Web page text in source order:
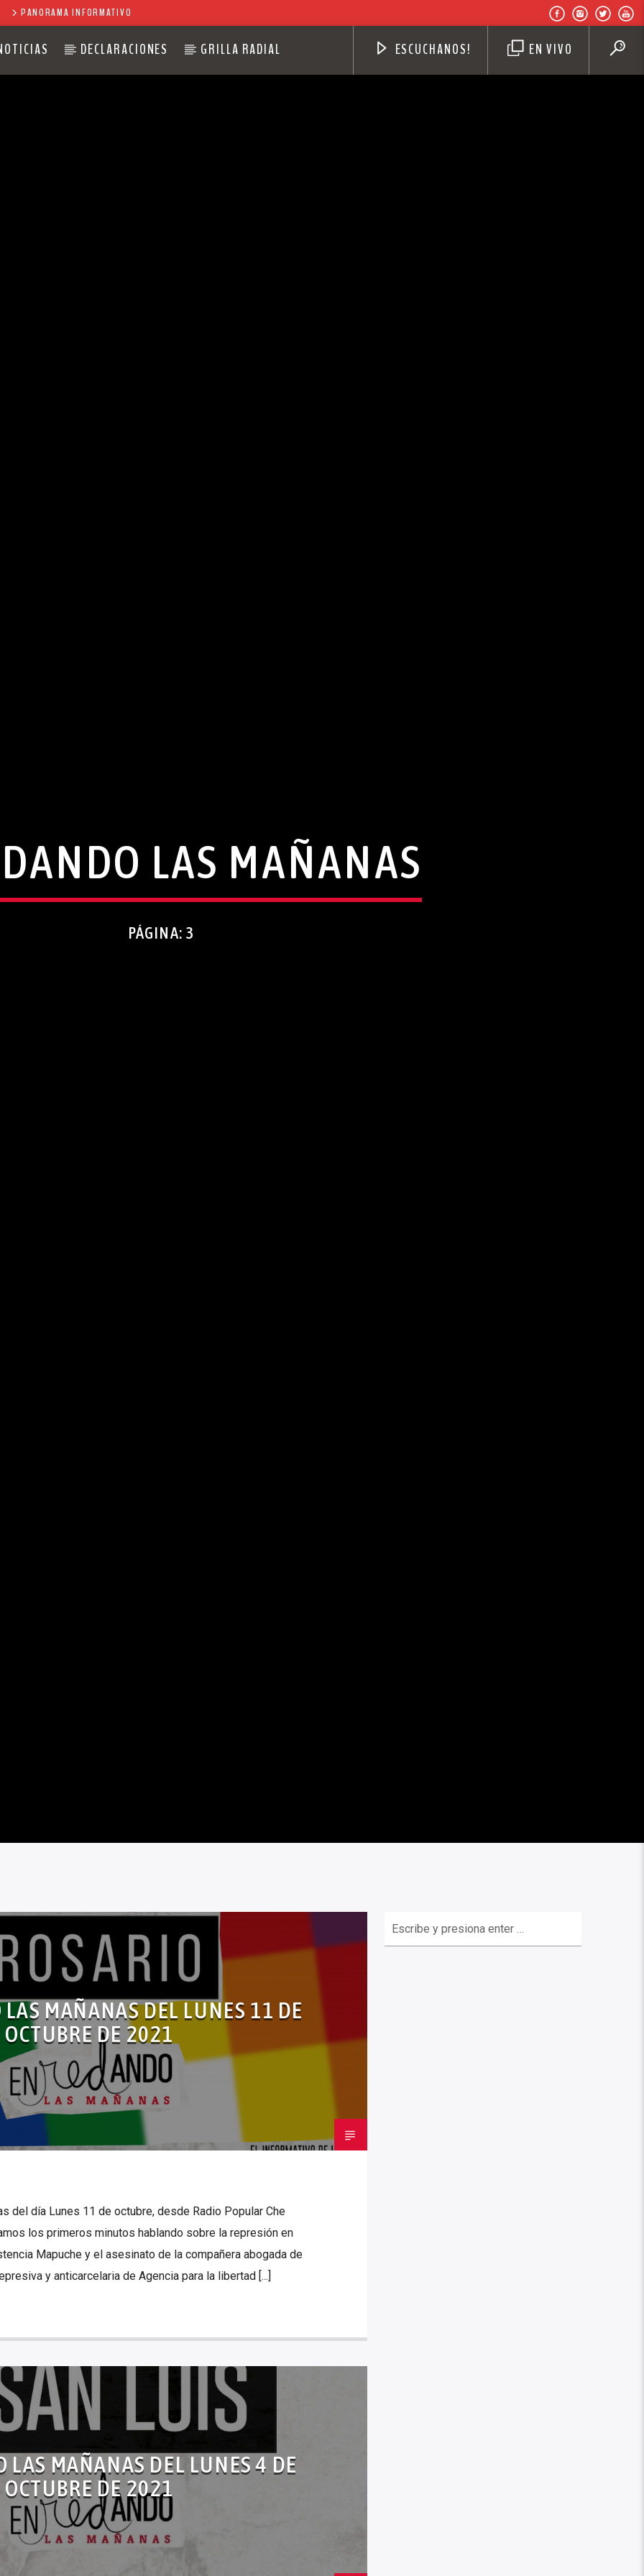
PANORAMA INFORMATIVO
DECLARACIONES GRILLA RADIAL EN VIVO
ESCUCHANOS!
LAS MAÑANAS
PÁGINA: 3
MAÑANAS DEL LUNES 11 DE
OCTUBRE DE 2021
del día Lunes 11 de octubre, desde Radio Popular Che
los primeros minutos hablando sobre la represión en
Mapuche y el asesinato de la compañera abogada de
y anticarcelaria de Agencia para la libertad [...]
LAS MAÑANAS DEL LUNES 4 DE
OCTUBRE DE 2021